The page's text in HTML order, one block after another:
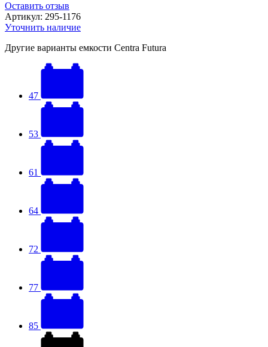
Оставить отзыв
Артикул: 295-1176
Уточнить наличие
Другие варианты емкости Centra Futura
47
53
61
64
72
77
85